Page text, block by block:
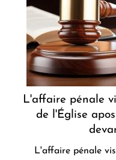
L'affaire pénale
de l'Église
L'affaire pénale